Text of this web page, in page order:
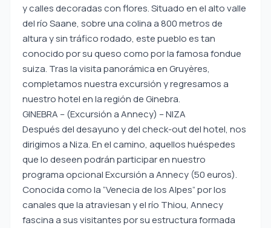
y calles decoradas con flores. Situado en el alto valle
del río Saane, sobre una colina a 800 metros de
altura y sin tráfico rodado, este pueblo es tan
conocido por su queso como por la famosa fondue
suiza. Tras la visita panorámica en Gruyères,
completamos nuestra excursión y regresamos a
nuestro hotel en la región de Ginebra.
GINEBRA – (Excursión a Annecy) – NIZA
Después del desayuno y del check-out del hotel, nos
dirigimos a Niza. En el camino, aquellos huéspedes
que lo deseen podrán participar en nuestro
programa opcional Excursión a Annecy (50 euros).
Conocida como la “Venecia de los Alpes” por los
canales que la atraviesan y el río Thiou, Annecy
fascina a sus visitantes por su estructura formada